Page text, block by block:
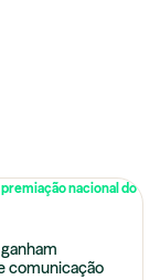
comunicação